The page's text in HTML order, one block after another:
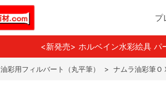
プ
<新発売> ホルベイン水彩絵具
油彩用フィルバート（丸平筆） > ナムラ油彩筆Ｏ